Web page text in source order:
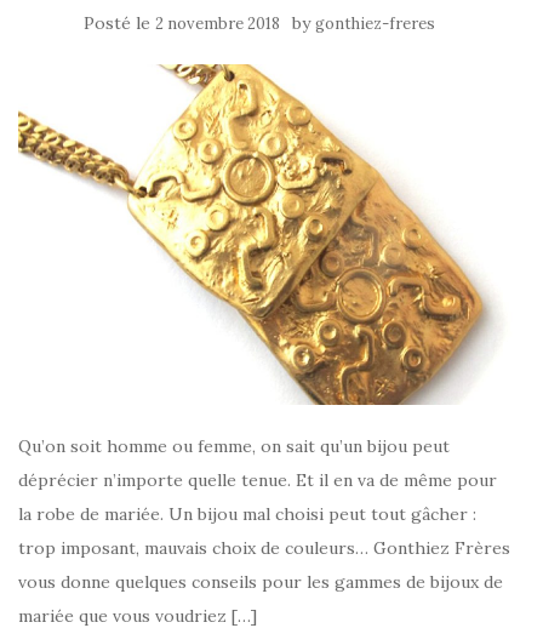
Posté le 2 novembre 2018 bygonthiez-freres
Qu’on soit homme ou femme, on sait qu’un bijou peut
déprécier n’importe quelle tenue. Et il en va de même pour
la robe de mariée. Un bijou mal choisi peut tout gâcher :
trop imposant, mauvais choix de couleurs… Gonthiez Frères
vous donne quelques conseils pour les gammes de bijoux de
mariée que vous voudriez […]